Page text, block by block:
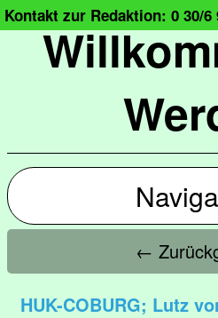
Kontakt zur Redaktion: 0 30/6
←
HUK-COBURG; Lutz